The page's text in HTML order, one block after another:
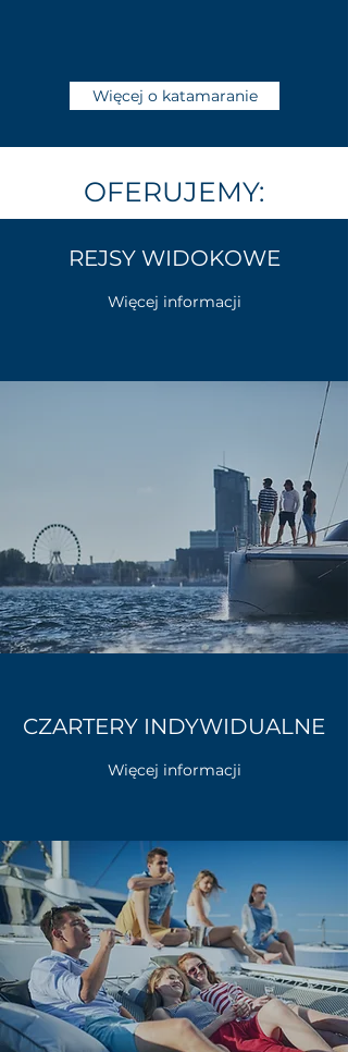
Więcej o katamaranie
OFERUJEMY:
REJSY WIDOKOWE
Więcej informacji
CZARTERY INDYWIDUALNE
Więcej informacji